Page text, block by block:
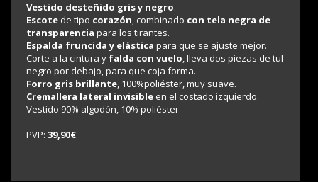
Vestido desteñido gris y negro.
Escote de tipo corazón, combinado con tela negra de
transparencia para los tirantes.
Espalda fruncida y elástica para que se ajuste mejor.
Corte a la cintura y falda con vuelo, lleva dos piezas de tul
negro por debajo, para que coja forma.
Forro gris brillante, 100%poliéster, muy suave.
Cremallera lateral invisible en el costado izquierdo.
Vestido 90% algodón, 10% poliéster
PVP: 39,90€